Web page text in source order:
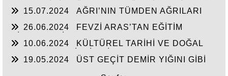
YASUBUĞA İLE PORTRE…
15.07.2024
AĞRI’NIN TÜMDEN AĞRILARI
26.06.2024
FEVZİ ARAS’TAN EĞİTİM
10.06.2024
KÜLTÜREL TARİHİ VE DOĞAL
19.05.2024
ÜST GEÇİT DEMİR YIĞINI GİBİ